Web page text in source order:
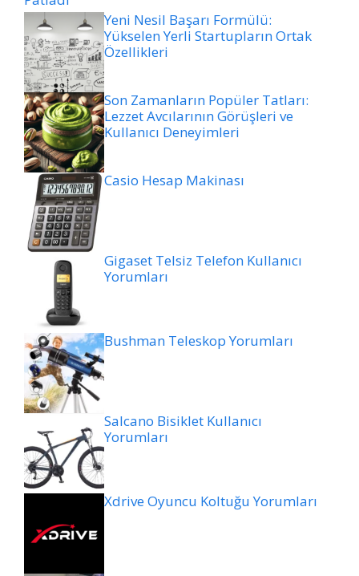
Yeni Nesil Başarı Formülü:
Yükselen Yerli Startupların Ortak
Özellikleri
Son Zamanların Popüler Tatları:
Lezzet Avcılarının Görüşleri ve
Kullanıcı Deneyimleri
Casio Hesap Makinası
Gigaset Telsiz Telefon Kullanıcı
Yorumları
Bushman Teleskop Yorumları
Salcano Bisiklet Kullanıcı
Yorumları
Xdrive Oyuncu Koltuğu Yorumları